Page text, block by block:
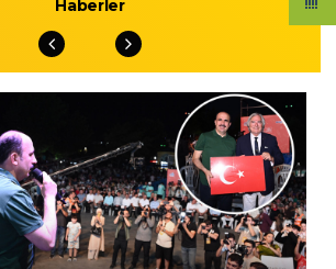
Haberler